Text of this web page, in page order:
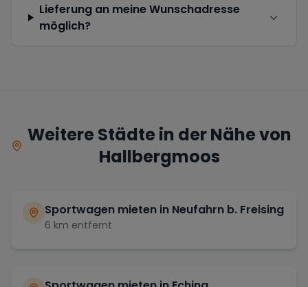
Lieferung an meine Wunschadresse
möglich?
Weitere Städte in der Nähe von
Hallbergmoos
Sportwagen mieten in Neufahrn b. Freising
6 km entfernt